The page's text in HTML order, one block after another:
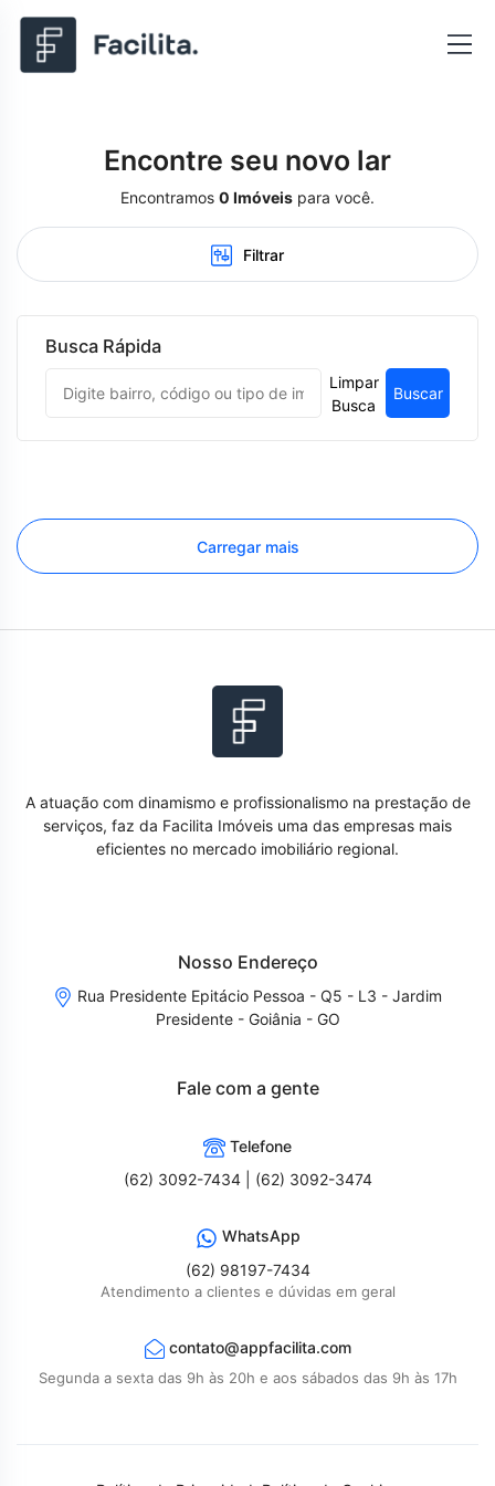
Encontre seu novo lar
Encontramos 0 Imóveis para você.
Filtrar
Busca Rápida
Limpar
Busca
Buscar
Carregar mais
A atuação com dinamismo e profissionalismo na prestação de
serviços, faz da Facilita Imóveis uma das empresas mais
eficientes no mercado imobiliário regional.
Nosso Endereço
Rua Presidente Epitácio Pessoa - Q5 - L3 - Jardim
Presidente - Goiânia - GO
Fale com a gente
Telefone
(62) 3092-7434 | (62) 3092-3474
WhatsApp
(62) 98197-7434
Atendimento a clientes e dúvidas em geral
contato@appfacilita.com
Segunda a sexta das 9h às 20h e aos sábados das 9h às 17h